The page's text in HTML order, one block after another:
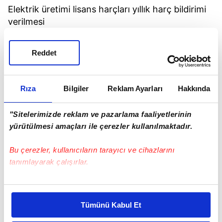
Rıza Bilgiler Reklam Ayarları Hakkında
"Sitelerimizde reklam ve pazarlama faaliyetlerinin
yürütülmesi amaçları ile çerezler kullanılmaktadır.
Bu çerezler, kullanıcıların tarayıcı ve cihazlarını
tanımlayarak çalışırlar.
Bu çerezlere izin vermeniz halinde sizlere özel
daha iyi reklam deneyimi yaşatabiliriz. Bunu yaparken
Tümünü Kabul Et
Reddet
Elektrik üretimi lisans harçları yıllık harç bildirimi
verilmesi